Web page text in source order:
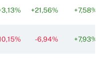
+21,56% +7,58%
-6,94% +7,93%